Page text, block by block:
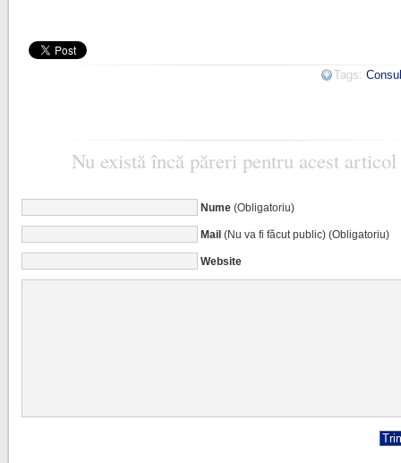
Tags:
Nu există încă păreri pentru acest articol
Nume(Obligatoriu)
Mail(Nu va fi făcut public) (Obligatoriu)
Website